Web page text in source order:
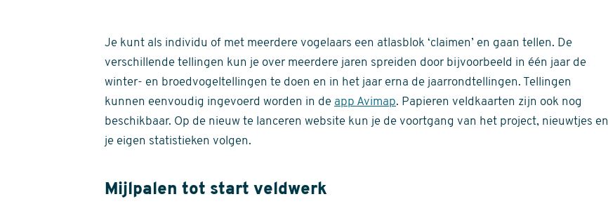
Je kunt als individu of met meerdere vogelaars een atlasblok ‘claimen’ en gaan tellen. De
verschillende tellingen kun je over meerdere jaren spreiden door bijvoorbeeld in één jaar de
winter- en broedvogeltellingen te doen en in het jaar erna de jaarrondtellingen. Tellingen
kunnen eenvoudig ingevoerd worden in de app Avimap. Papieren veldkaarten zijn ook nog
beschikbaar. Op de nieuw te lanceren website kun je de voortgang van het project, nieuwtjes en
je eigen statistieken volgen.
Mijlpalen tot start veldwerk